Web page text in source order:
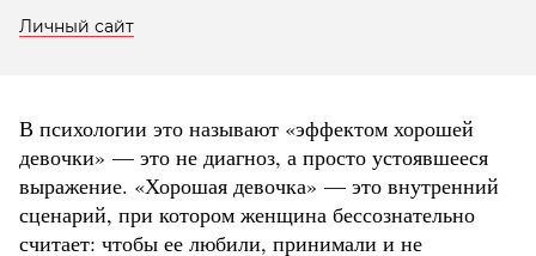
Личный сайт
В психологии это называют «эффектом хорошей
девочки» — это не диагноз, а просто устоявшееся
выражение. «Хорошая девочка» — это внутренний
сценарий, при котором женщина бессознательно
считает: чтобы ее любили, принимали и не